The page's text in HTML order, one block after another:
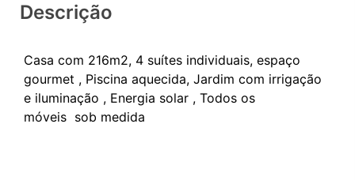
Descrição
Casa com 216m2, 4 suítes individuais, espaço
gourmet , Piscina aquecida, Jardim com irrigação
e iluminação , Energia solar , Todos os